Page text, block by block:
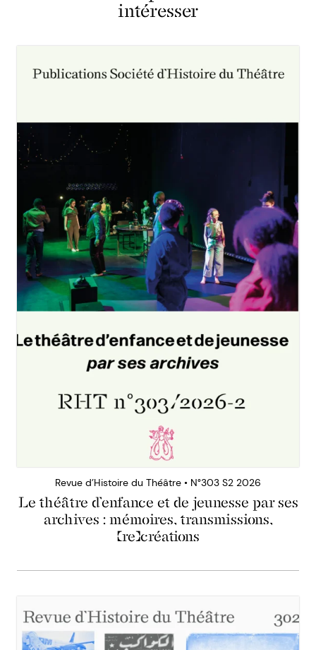
intéresser
Revue d’Histoire du Théâtre • N°303 S2 2026
Le théâtre d’enfance et de jeunesse par ses
archives : mémoires, transmissions,
(re)créations